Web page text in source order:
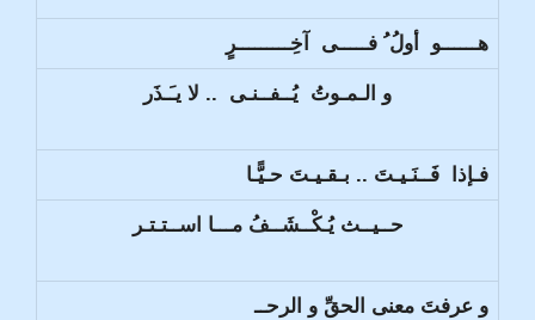
هــــــو أولُ ُ فـــــى آخِـــــــــرٍ
و الـمـوتُ يُــفــنـى .. لا يـَـذَر
فـإذا فَــنَـيـتَ .. بـقـيـتَ حـيًّـا
حــيــث يُـكْــشَــفُ مـــا اســتـتـر
و عرفتَ معنى الحقِّ و الرحــ